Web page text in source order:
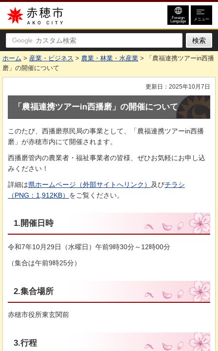
赤穂市
Foreign
Language メニュー
ホーム > 産業・ビジネス > 農業・林業・水産業 > 「農福連携ツアーin西播
磨」の開催について
更新日：2025年10月7日
「農福連携ツアーin西播磨」の開催について
このたび、西播磨県民局の事業として、「農福連携ツアーin西播
磨」が赤穂市内にて開催されます。
西播磨管内の農業者・福祉事業者の皆様、ぜひお気軽にお申し込
みください！
詳細は県ホームページ（外部サイトへリンク） 及びチラシ
（PNG：1,912KB） をご覧ください。
1.開催日時
令和7年10月29日（水曜日）午前9時30分～12時00分
（集合は午前9時25分）
2.集合場所
赤穂市役所東玄関前
3.行程